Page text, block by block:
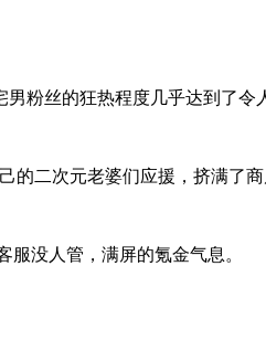
男粉丝的狂热程度几乎达到了令
的二次元老婆们应援，挤满了
没人管，满屏的氪金气息。